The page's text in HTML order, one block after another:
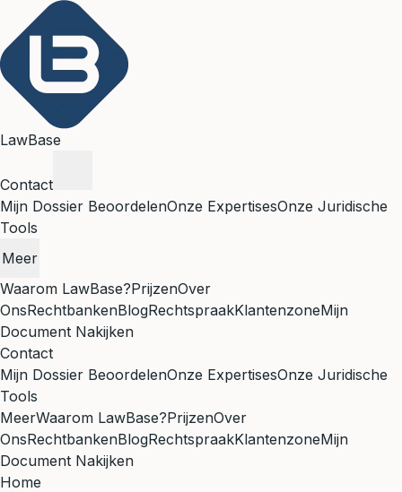
LawBase
Contact
Mijn Dossier BeoordelenOnze ExpertisesOnze Juridische
Tools
Meer
Waarom LawBase?PrijzenOver
OnsRechtbankenBlogRechtspraakKlantenzoneMijn
Document Nakijken
Contact
Mijn Dossier BeoordelenOnze ExpertisesOnze Juridische
Tools
MeerWaarom LawBase?PrijzenOver
OnsRechtbankenBlogRechtspraakKlantenzoneMijn
Document Nakijken
Home